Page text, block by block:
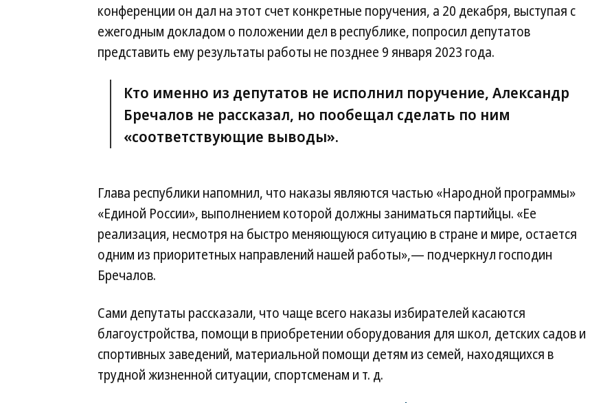
конференции он дал на этот счет конкретные поручения, а 20 декабря, выступая с
ежегодным докладом о положении дел в республике, попросил депутатов
представить ему результаты работы не позднее 9 января 2023 года.
Кто именно из депутатов не исполнил поручение, Александр
Бречалов не рассказал, но пообещал сделать по ним
«соответствующие выводы».
Глава республики напомнил, что наказы являются частью «Народной программы»
«Единой России», выполнением которой должны заниматься партийцы. «Ее
реализация, несмотря на быстро меняющуюся ситуацию в стране и мире, остается
одним из приоритетных направлений нашей работы»,— подчеркнул господин
Бречалов.
Сами депутаты рассказали, что чаще всего наказы избирателей касаются
благоустройства, помощи в приобретении оборудования для школ, детских садов и
спортивных заведений, материальной помощи детям из семей, находящихся в
трудной жизненной ситуации, спортсменам и т. д.